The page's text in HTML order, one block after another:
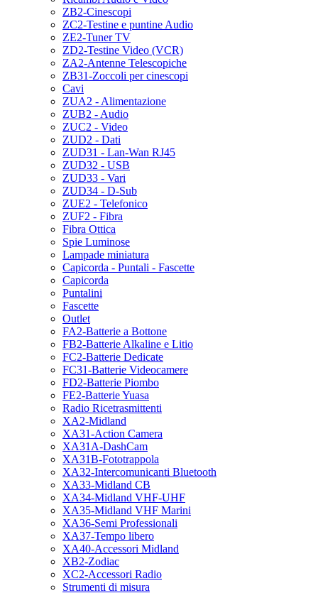
ZB2-Cinescopi
ZC2-Testine e puntine Audio
ZE2-Tuner TV
ZD2-Testine Video (VCR)
ZA2-Antenne Telescopiche
ZB31-Zoccoli per cinescopi
Cavi
ZUA2 - Alimentazione
ZUB2 - Audio
ZUC2 - Video
ZUD2 - Dati
ZUD31 - Lan-Wan RJ45
ZUD32 - USB
ZUD33 - Vari
ZUD34 - D-Sub
ZUE2 - Telefonico
ZUF2 - Fibra
Fibra Ottica
Spie Luminose
Lampade miniatura
Capicorda - Puntali - Fascette
Capicorda
Puntalini
Fascette
Outlet
FA2-Batterie a Bottone
FB2-Batterie Alkaline e Litio
FC2-Batterie Dedicate
FC31-Batterie Videocamere
FD2-Batterie Piombo
FE2-Batterie Yuasa
Radio Ricetrasmittenti
XA2-Midland
XA31-Action Camera
XA31A-DashCam
XA31B-Fototrappola
XA32-Intercomunicanti Bluetooth
XA33-Midland CB
XA34-Midland VHF-UHF
XA35-Midland VHF Marini
XA36-Semi Professionali
XA37-Tempo libero
XA40-Accessori Midland
XB2-Zodiac
XC2-Accessori Radio
Strumenti di misura